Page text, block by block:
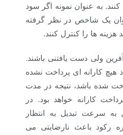
به عنوان نمونه اگر سود
یک شاخص در نظر گرفته
هزینه ها را کنترل کنند.
ولی دست یافتنی باشند.
هیچ کارانه ای پرداخت نشده
شده باشد، نتیجه در مدت
کارانه خواهد بود. در
سرعت تبدیل به انتظار
رکود باعث نارضایتی می